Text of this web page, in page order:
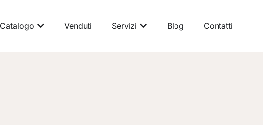
Catalogo Venduti Servizi Blog Contatti